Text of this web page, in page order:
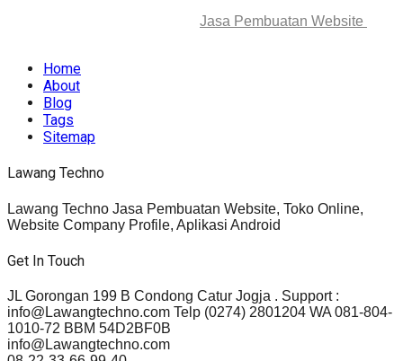
Jasa Pembuatan Website
Home
About
Blog
Tags
Sitemap
Lawang Techno
Lawang Techno Jasa Pembuatan Website, Toko Online,
Website Company Profile, Aplikasi Android
Get In Touch
JL Gorongan 199 B Condong Catur Jogja . Support :
info@Lawangtechno.com Telp (0274) 2801204 WA 081-804-
1010-72 BBM 54D2BF0B
info@Lawangtechno.com